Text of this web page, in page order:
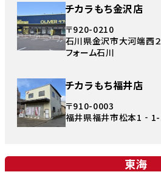
チカラもち金沢店
〒920-0210
石川県金沢市大河端西
フォーム石川
チカラもち福井店
〒910-0003
福井県福井市松本
東海